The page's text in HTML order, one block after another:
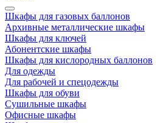
Шкафы для газовых баллонов
Архивные металлические шкафы
Шкафы для ключей
Абонентские шкафы
Шкафы для кислородных баллонов
Для одежды
Для рабочей и спецодежды
Шкафы для обуви
Сушильные шкафы
Офисные шкафы